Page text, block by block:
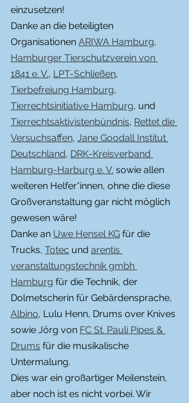
einzusetzen!
Danke an die beteiligten
Organisationen ARIWA Hamburg,
Hamburger Tierschutzverein von
1841 e. V., LPT-Schließen,
Tierbefreiung Hamburg,
Tierrechtsinitiative Hamburg, und
Tierrechtsaktivistenbündnis, Rettet die
Versuchsaffen, Jane Goodall Institut
Deutschland, DRK-Kreisverband
Hamburg-Harburg e. V. sowie allen
weiteren Helfer*innen, ohne die diese
Großveranstaltung gar nicht möglich
gewesen wäre!
Danke an Uwe Hensel KG für die
Trucks, Totec und arentis
veranstaltungstechnik gmbh
Hamburg für die Technik, der
Dolmetscherin für Gebärdensprache,
Albino, Lulu Henn, Drums over Knives
sowie Jörg von FC St. Pauli Pipes &
Drums für die musikalische
Untermalung.
Dies war ein großartiger Meilenstein,
aber noch ist es nicht vorbei. Wir